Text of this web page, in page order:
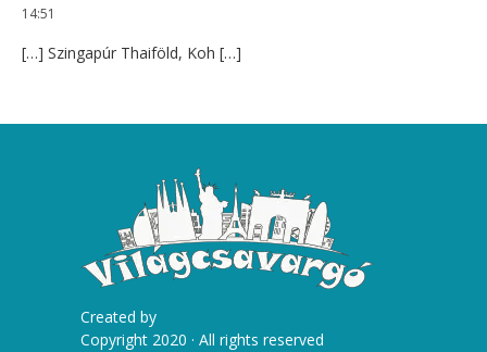
14:51
[…] Szingapúr Thaiföld, Koh […]
Created by
Copyright 2020 · All rights reserved